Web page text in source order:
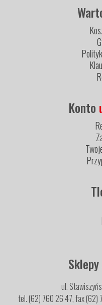
Konto
Sklepy
ul.
tel. (62) 760 26 47, fax (62)